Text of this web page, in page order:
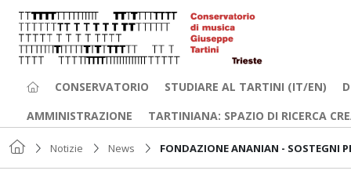
CONSERVATORIO STUDIARE AL TARTINI (IT/EN)
AMMINISTRAZIONE
TARTINIANA: SPAZIO DI RICERCA
Notizie News FONDAZIONE ANANIAN - SOSTEGNI